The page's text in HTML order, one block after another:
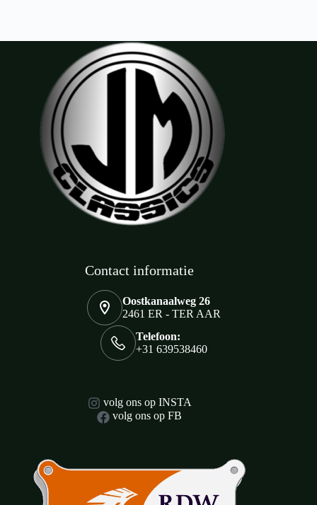
Contact informatie
Oostkanaalweg 26
2461 ER - TER AAR
Telefoon:
+31 639538460
volg ons op INSTA
volg ons op FB